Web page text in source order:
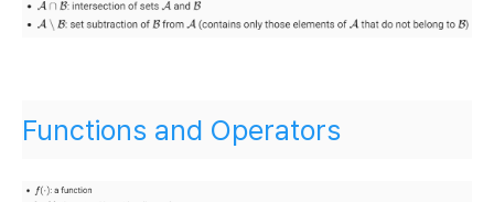
Functions and Operators